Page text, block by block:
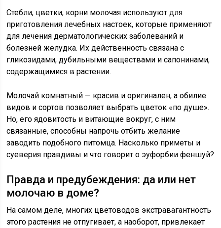
Стебли, цветки, корни молочая используют для
приготовления лечебных настоек, которые применяют
для лечения дерматологических заболеваний и
болезней желудка. Их действенность связана с
гликозидами, дубильными веществами и сапонинами,
содержащимися в растении.
Молочай комнатный — красив и оригинален, а обилие
видов и сортов позволяет выбрать цветок «по душе».
Но, его ядовитость и витающие вокруг, с ним
связанные, способны напрочь отбить желание
заводить подобного питомца. Насколько приметы и
суеверия правдивы и что говорит о эуфорбии феншуй?
Правда и предубеждения: да или нет
молочаю в доме?
На самом деле, многих цветоводов экстравагантность
этого растения не отпугивает, а наоборот, привлекает